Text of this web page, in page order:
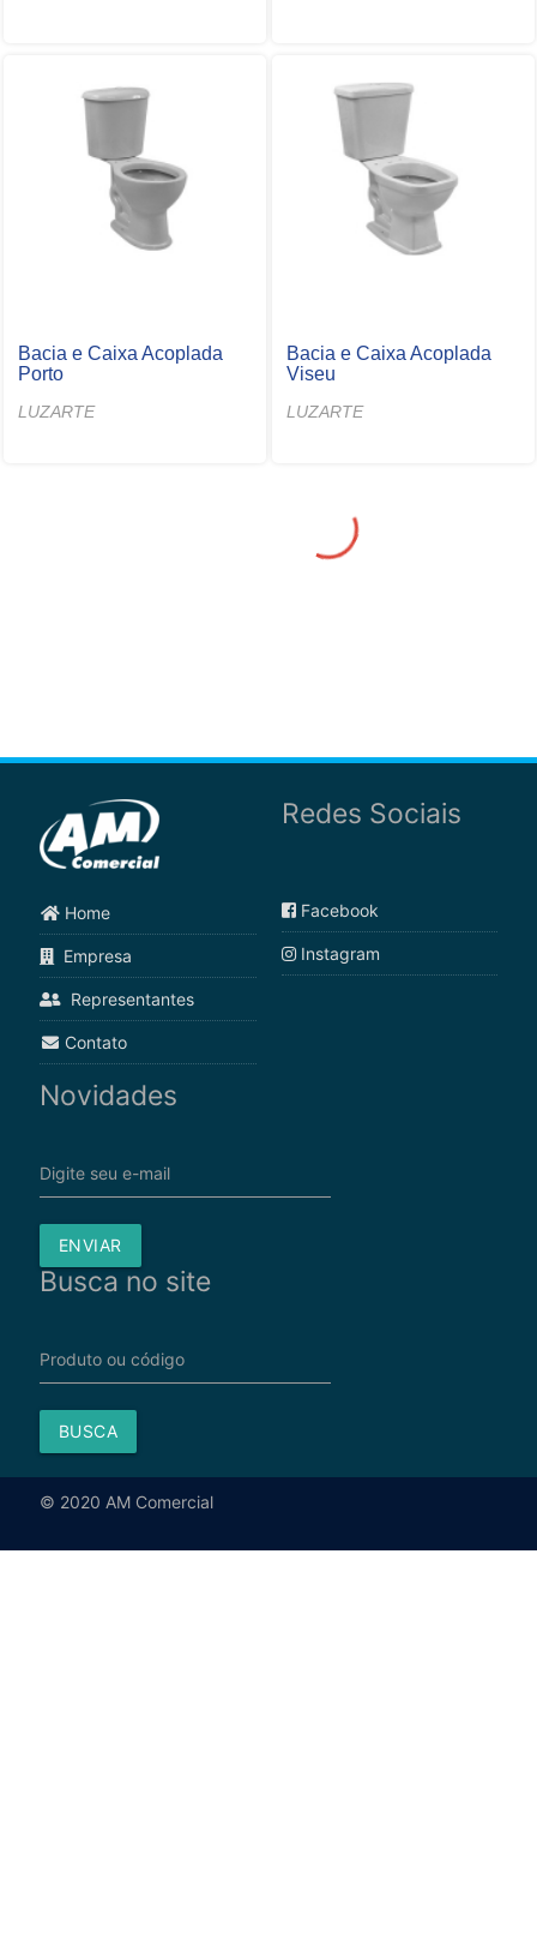
Bacia e Caixa Acoplada
Porto
LUZARTE
Bacia e Caixa Acoplada
Viseu
LUZARTE
Home
Empresa
Representantes
Contato
Redes Sociais
Facebook
Instagram
Novidades
Digite seu e-mail
ENVIAR
Busca no site
Produto ou código
BUSCA
© 2020 AM Comercial